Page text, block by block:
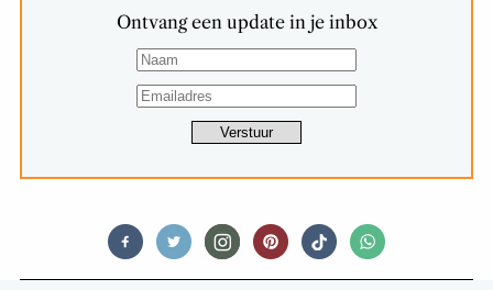
Ontvang een update in je inbox